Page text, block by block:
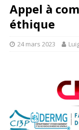
Appel à
éthique
24 mars 2023